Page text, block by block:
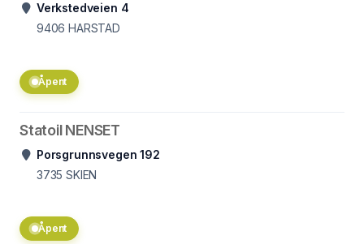
Verkstedveien 4
9406 HARSTAD
Åpent
Statoil NENSET
Porsgrunnsvegen 192
3735 SKIEN
Åpent